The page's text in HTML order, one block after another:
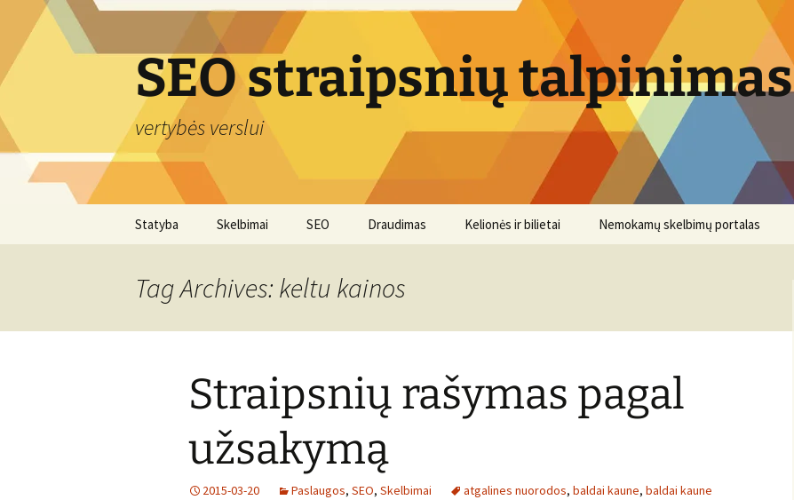
content
SEO straipsnių talpinimas
vertybės verslui
Statyba Skelbimai SEO Draudimas Kelionės ir bilietai Nemokamų skelbimų portalas
Tag Archives: keltu kainos
Straipsnių rašymas pagal
užsakymą
2015-03-20 Paslaugos, SEO, Skelbimai atgalines nuorodos, baldai kaune, baldai kaune